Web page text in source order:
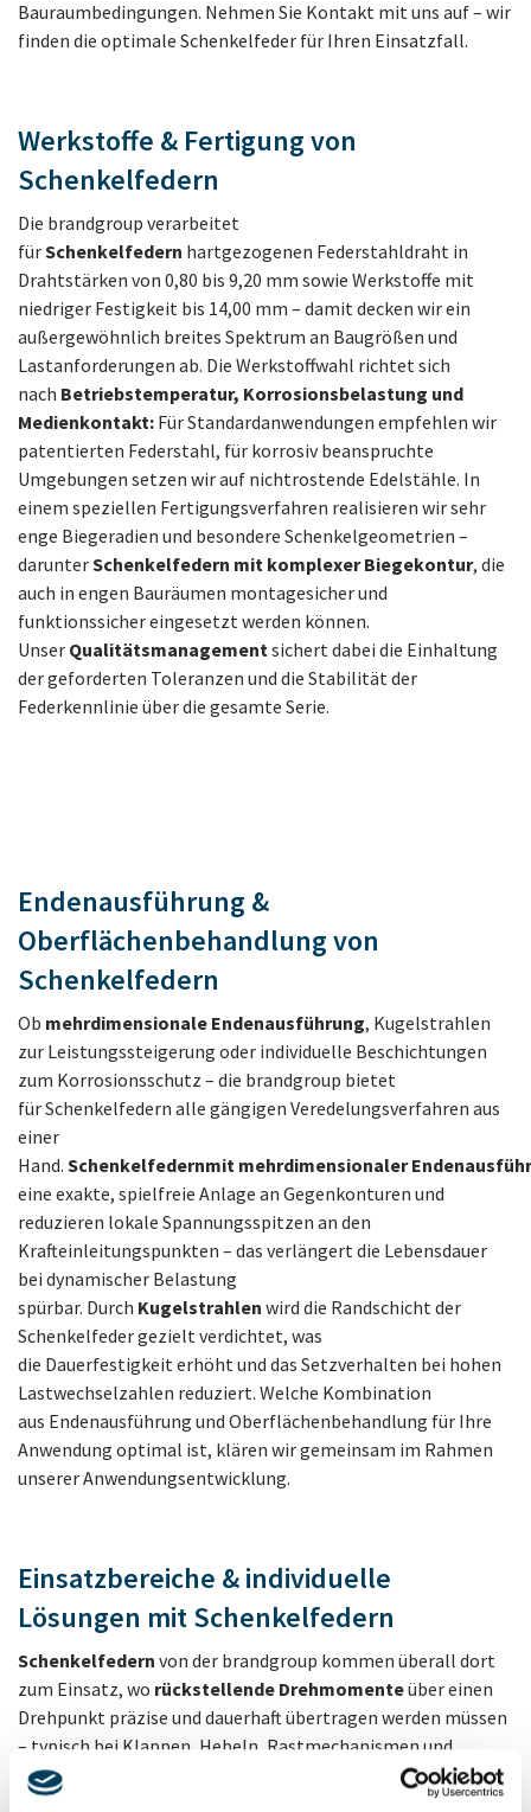
Bauraumbedingungen. Nehmen Sie Kontakt mit uns auf – wir
finden die optimale Schenkelfeder für Ihren Einsatzfall.
Werkstoffe & Fertigung von
Schenkelfedern
Die brandgroup verarbeitet
fürSchenkelfedern hartgezogenen Federstahldraht in
Drahtstärken von 0,80 bis 9,20 mm sowie Werkstoffe mit
niedriger Festigkeit bis 14,00 mm – damit decken wir ein
außergewöhnlich breites Spektrum an Baugrößen und
Lastanforderungen ab. Die Werkstoffwahl richtet sich
nach Betriebstemperatur, Korrosionsbelastung und
Medienkontakt: Für Standardanwendungen empfehlen wir
patentierten Federstahl, für korrosiv beanspruchte
Umgebungen setzen wir auf nichtrostende Edelstähle. In
einem speziellen Fertigungsverfahren realisieren wir sehr
enge Biegeradien und besondere Schenkelgeometrien –
darunterSchenkelfedern mit komplexer Biegekontur, die
auch in engen Bauräumen montagesicher und
funktionssicher eingesetzt werden können.
Unser Qualitätsmanagementsichert dabei die Einhaltung
der geforderten Toleranzen und die Stabilität der
Federkennlinie über die gesamte Serie.
Endenausführung &
Oberflächenbehandlung von
Schenkelfedern
Ob mehrdimensionale Endenausführung, Kugelstrahlen
zur Leistungssteigerung oder individuelle Beschichtungen
zum Korrosionsschutz – die brandgroup bietet
für Schenkelfedern alle gängigen Veredelungsverfahren aus
einer
Hand. Schenkelfedernmit mehrdimensionaler
eine exakte, spielfreie Anlage an Gegenkonturen und
reduzieren lokale Spannungsspitzen an den
Krafteinleitungspunkten – das verlängert die Lebensdauer
bei dynamischer Belastung
spürbar. Durch Kugelstrahlen wird die Randschicht der
Schenkelfeder gezielt verdichtet, was
die Dauerfestigkeit erhöht und das Setzverhalten bei hohen
Lastwechselzahlen reduziert. Welche Kombination
aus Endenausführung und Oberflächenbehandlung für Ihre
Anwendung optimal ist, klären wir gemeinsam im Rahmen
unserer Anwendungsentwicklung.
Einsatzbereiche & individuelle
Lösungen mit Schenkelfedern
Schenkelfedern von der brandgroup kommen überall dort
zum Einsatz, wo rückstellende Drehmomenteüber einen
Drehpunkt präzise und dauerhaft übertragen werden müssen
– typisch bei Klappen, Hebeln, Rastmechanismen und
Scharnieren, die nach einer Betätigung zuverlässig in ihre
Ausgangsposition zurückgeführt werden sollen. Dank der